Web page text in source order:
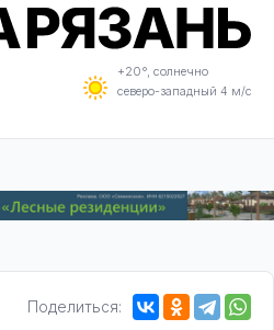
+20°, солнечно
северо-западный 4 м/с
Поделиться: